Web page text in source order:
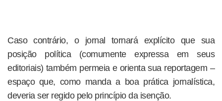
Caso contrário, o jornal tornará explícito que sua
posição política (comumente expressa em seus
editoriais) também permeia e orienta sua reportagem –
espaço que, como manda a boa prática jornalística,
deveria ser regido pelo princípio da isenção.